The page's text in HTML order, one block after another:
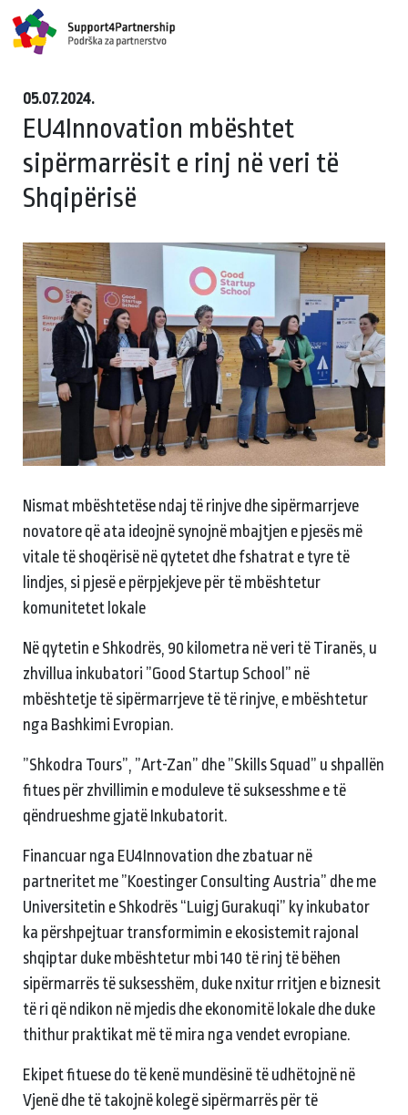
05.07.2024.
EU4Innovation mbështet
sipërmarrësit e rinj në veri të
Shqipërisë
Nismat mbështetëse ndaj të rinjve dhe sipërmarrjeve
novatore që ata ideojnë synojnë mbajtjen e pjesës më
vitale të shoqërisë në qytetet dhe fshatrat e tyre të
lindjes, si pjesë e përpjekjeve për të mbështetur
komunitetet lokale
Në qytetin e Shkodrës, 90 kilometra në veri të Tiranës, u
zhvillua inkubatori ”Good Startup School” në
mbështetje të sipërmarrjeve të të rinjve, e mbështetur
nga Bashkimi Evropian.
”Shkodra Tours”, ”Art-Zan” dhe ”Skills Squad” u shpallën
fitues për zhvillimin e moduleve të suksesshme e të
qëndrueshme gjatë Inkubatorit.
Financuar nga EU4Innovation dhe zbatuar në
partneritet me ”Koestinger Consulting Austria” dhe me
Universitetin e Shkodrës “Luigj Gurakuqi” ky inkubator
ka përshpejtuar transformimin e ekosistemit rajonal
shqiptar duke mbështetur mbi 140 të rinj të bëhen
sipërmarrës të suksesshëm, duke nxitur rritjen e biznesit
të ri që ndikon në mjedis dhe ekonomitë lokale dhe duke
thithur praktikat më të mira nga vendet evropiane.
Ekipet fituese do të kenë mundësinë të udhëtojnë në
Vjenë dhe të takojnë kolegë sipërmarrës për të